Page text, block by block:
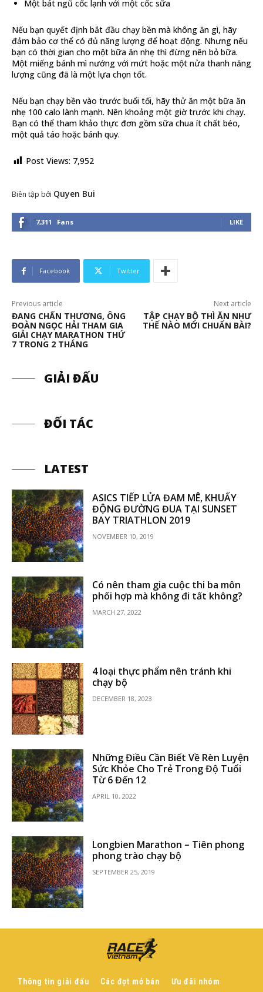
Một bát ngũ cốc lạnh với một cốc sữa
Nếu bạn quyết định bắt đầu chạy bền mà không ăn gì, hãy
đảm bảo cơ thể có đủ năng lượng để hoạt động. Nhưng nếu
bạn có thời gian cho một bữa ăn nhẹ thì đừng nên bỏ bữa.
Một miếng bánh mì nướng với mứt hoặc một nửa thanh năng
lượng cũng đã là một lựa chọn tốt.
Nếu bạn chạy bền vào trước buổi tối, hãy thử ăn một bữa ăn
nhẹ 100 calo lành mạnh. Nên khoảng một giờ trước khi chạy.
Bạn có thể tham khảo thực đơn gồm sữa chua ít chất béo,
một quả táo hoặc bánh quy.
Post Views: 7,952
Biên tập bởi Quyen Bui
7,311 Fans LIKE
Facebook Twitter
Previous article
ĐANG CHẤN THƯƠNG, ÔNG
ĐOÀN NGỌC HẢI THAM GIA
GIẢI CHẠY MARATHON THỨ
7 TRONG 2 THÁNG
Next article
TẬP CHẠY BỘ THÌ ĂN NHƯ
THẾ NÀO MỚI CHUẨN BÀI?
GIẢI ĐẤU
ĐỐI TÁC
LATEST
ASICS TIẾP LỬA ĐAM MÊ, KHUẤY
ĐỘNG ĐƯỜNG ĐUA TẠI SUNSET
BAY TRIATHLON 2019
NOVEMBER 10, 2019
Có nên tham gia cuộc thi ba môn
phối hợp mà không đi tất không?
MARCH 27, 2022
4 loại thực phẩm nên tránh khi
chạy bộ
DECEMBER 18, 2023
Những Điều Cần Biết Về Rèn Luyện
Sức Khỏe Cho Trẻ Trong Độ Tuổi
Từ 6 Đến 12
APRIL 10, 2022
Longbien Marathon – Tiên phong
phong trào chạy bộ
SEPTEMBER 25, 2019
Thông tin giải đấu Các đợt mở bán Ưu đãi nhóm